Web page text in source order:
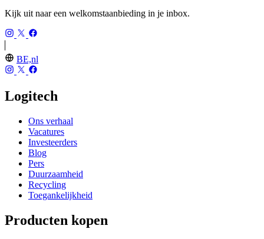
Kijk uit naar een welkomstaanbieding in je inbox.
BE,nl
Logitech
Ons verhaal
Vacatures
Investeerders
Blog
Pers
Duurzaamheid
Recycling
Toegankelijkheid
Producten kopen